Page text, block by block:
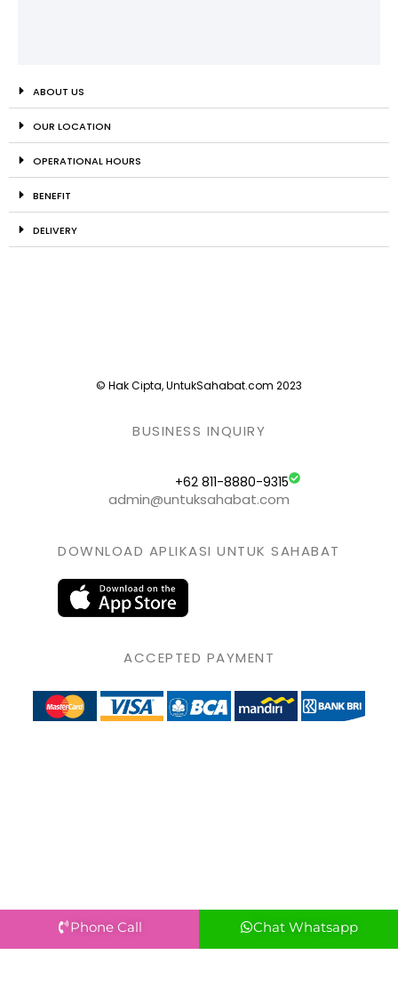
ABOUT US
OUR LOCATION
OPERATIONAL HOURS
BENEFIT
DELIVERY
© Hak Cipta, UntukSahabat.com 2023
BUSINESS INQUIRY
+62 811-8880-9315
admin@untuksahabat.com
DOWNLOAD APLIKASI UNTUK SAHABAT
ACCEPTED PAYMENT
Phone Call Chat Whatsapp